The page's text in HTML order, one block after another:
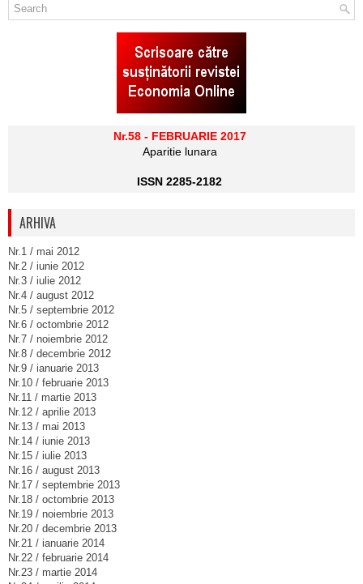
Nr.58 - FEBRUARIE 2017
Aparitie lunara
ISSN 2285-2182
ARHIVA
Nr.1 / mai 2012
Nr.2 / iunie 2012
Nr.3 / iulie 2012
Nr.4 / august 2012
Nr.5 / septembrie 2012
Nr.6 / octombrie 2012
Nr.7 / noiembrie 2012
Nr.8 / decembrie 2012
Nr.9 / ianuarie 2013
Nr.10 / februarie 2013
Nr.11 / martie 2013
Nr.12 / aprilie 2013
Nr.13 / mai 2013
Nr.14 / iunie 2013
Nr.15 / iulie 2013
Nr.16 / august 2013
Nr.17 / septembrie 2013
Nr.18 / octombrie 2013
Nr.19 / noiembrie 2013
Nr.20 / decembrie 2013
Nr.21 / ianuarie 2014
Nr.22 / februarie 2014
Nr.23 / martie 2014